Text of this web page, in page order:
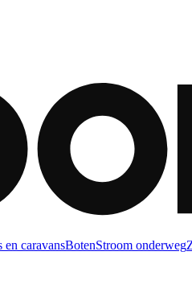
en caravansBotenStroom onderweg